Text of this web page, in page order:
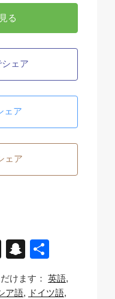
る
ェア
ェア
ェア
X
S
a
有
けます： 英語
ア語
ドイツ語